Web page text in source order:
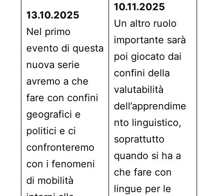
13.10.2025
Nel primo
evento di questa
nuova serie
avremo a che
fare con confini
geografici e
politici e ci
confronteremo
con i fenomeni
di mobilità
10.11.2025
Un altro ruolo
importante sarà
poi giocato dai
confini della
valutabilità
dell’apprendime
nto linguistico,
soprattutto
quando si ha a
che fare con
lingue per le